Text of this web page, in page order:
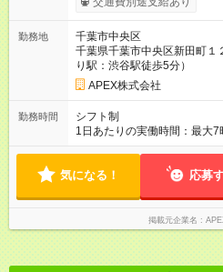
勤務地
千葉市中央区
千葉県千葉市中央区新田町１
り駅：渋谷駅徒歩5分）
APEX株式会社
勤務時間
シフト制
1日あたりの実働時間：最大
時間 シフト例 ・9時00分～15
気になる！ 応募
掲載元企業名